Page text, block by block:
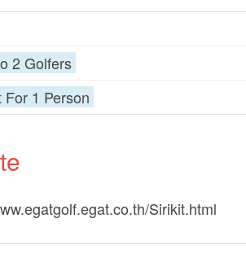
2 Golfers
For 1 Person
Sirikit.html